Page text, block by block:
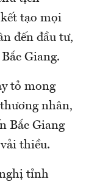
tạo mọi
đến đầu tư,
Giang.
tỏ mong
nhân,
Bắc Giang
thiều.
tỉnh